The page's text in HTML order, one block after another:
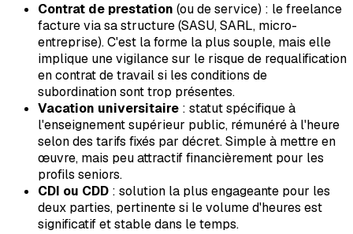
Contrat de prestation (ou de service) : le freelance
facture via sa structure (SASU, SARL, micro-
entreprise). C'est la forme la plus souple, mais elle
implique une vigilance sur le risque de requalification
en contrat de travail si les conditions de
subordination sont trop présentes.
Vacation universitaire : statut spécifique à
l'enseignement supérieur public, rémunéré à l'heure
selon des tarifs fixés par décret. Simple à mettre en
œuvre, mais peu attractif financièrement pour les
profils seniors.
CDI ou CDD : solution la plus engageante pour les
deux parties, pertinente si le volume d'heures est
significatif et stable dans le temps.